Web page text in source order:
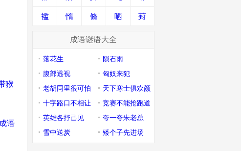
猴
语
褴 惰 脩 哂 葑
成语谜语大全
落花生
陨石雨
腹部透视
匈奴来犯
老胡同里很可怕
天下寒士俱欢颜
十字路口不相让
竞赛不能抢跑道
英雄各抒己见
夸一夸朱老总
雪中送炭
矮个子先进场